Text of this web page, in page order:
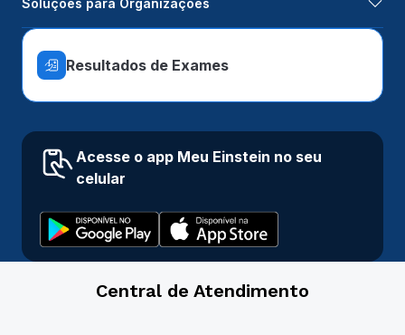
Soluções para Organizações
Resultados de Exames
Acesse o app Meu Einstein no seu
celular
Central de Atendimento